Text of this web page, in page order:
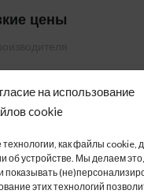
на использование
cookie
как файлы cookie,
об устройстве. Мы делаем
показывать
этих технологий
цены
поддержка
"под ключ"